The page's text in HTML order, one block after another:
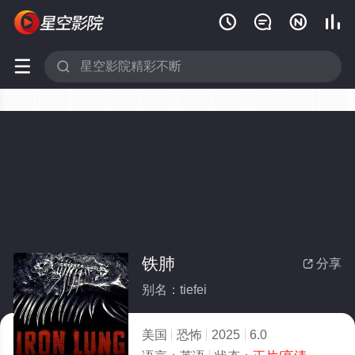
   
 
 分享
铁肺
别名：tiefei
美国 恐怖 2025
6.0